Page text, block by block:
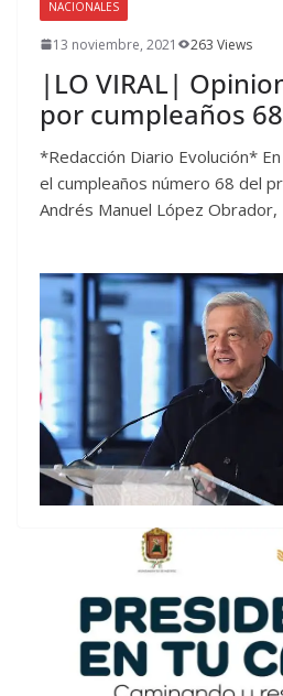
NACIONALES
13 noviembre, 2021 263 Views
|LO VIRAL|
por cumpleaños
*Redacción Diario Evolución*
el cumpleaños número 68 del
Andrés Manuel López Obrador,